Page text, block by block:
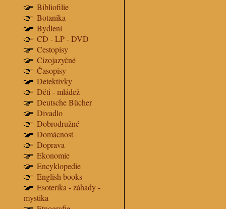
Bibliofilie
Botanika
Bydlení
CD - LP - DVD
Cestopisy
Cizojazyčné
Časopisy
Detektivky
Děti - mládež
Deutsche Bücher
Divadlo
Dobrodružné
Domácnost
Doprava
Ekonomie
Encyklopedie
English books
Esoterika - záhady -
mystika